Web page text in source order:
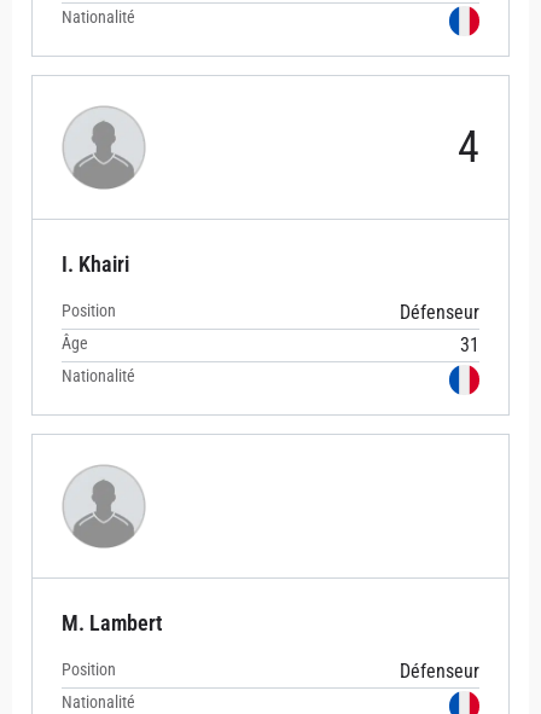
Nationalité
4
I. Khairi
Position Défenseur
Âge 31
Nationalité
M. Lambert
Position Défenseur
Nationalité